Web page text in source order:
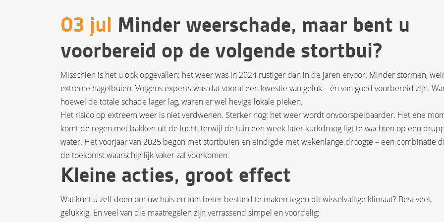
03 jul Minder weerschade, maar bent u
voorbereid op de volgende stortbui?
Misschien is het u ook opgevallen: het weer was in 2024 rustiger dan in de jaren ervoor. Minder stormen,
extreme hagelbuien. Volgens experts was dat vooral een kwestie van geluk – én van goed voorbereid zijn.
hoewel de totale schade lager lag, waren er wel hevige lokale pieken.
Het risico op extreem weer is niet verdwenen. Sterker nog: het weer wordt onvoorspelbaarder. Het ene
komt de regen met bakken uit de lucht, terwijl de tuin een week later kurkdroog ligt te wachten op een
water. Het voorjaar van 2025 begon met stortbuien en eindigde met wekenlange droogte – een combinatie
de toekomst waarschijnlijk vaker zal voorkomen.
Kleine acties, groot effect
Wat kunt u zelf doen om uw huis en tuin beter bestand te maken tegen dit wisselvallige klimaat? Best veel,
gelukkig. En veel van die maatregelen zijn verrassend simpel en voordelig: